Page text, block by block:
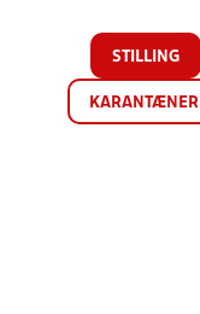
STILLING
KARANTÆNER